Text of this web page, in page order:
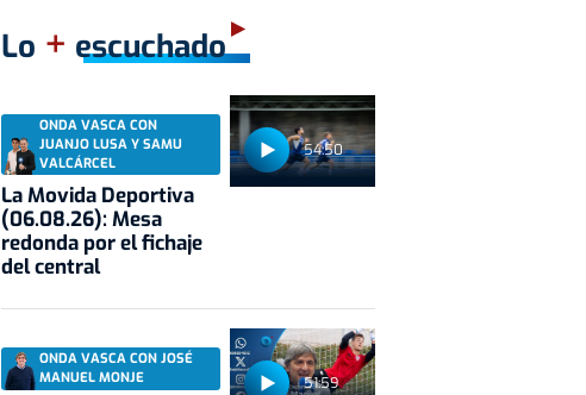
Lo + escuchado
54:50
ONDA VASCA CON
JUANJO LUSA Y SAMU
VALCÁRCEL
La Movida Deportiva
(06.08.26): Mesa
redonda por el fichaje
del central
51:59
ONDA VASCA CON JOSÉ
MANUEL MONJE